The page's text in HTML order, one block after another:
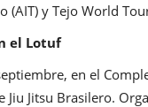
(AIT) y Tejo World
el Lotuf
en el
Jiu Jitsu Brasilero.